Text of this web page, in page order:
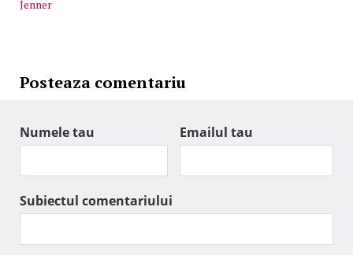
Jenner
Posteaza comentariu
Numele tau Emailul tau
Subiectul comentariului